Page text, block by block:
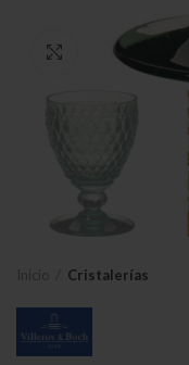
Clic para ampliar
Cristalerías